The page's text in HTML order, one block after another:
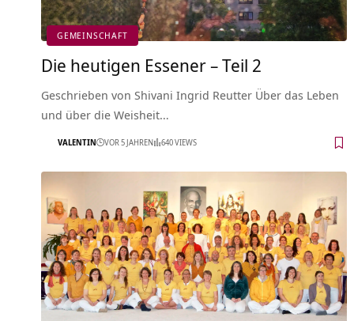
GEMEINSCHAFT
Die heutigen Essener – Teil 2
Geschrieben von Shivani Ingrid Reutter Über das Leben
und über die Weisheit…
VALENTIN VOR 5 JAHREN 640 VIEWS